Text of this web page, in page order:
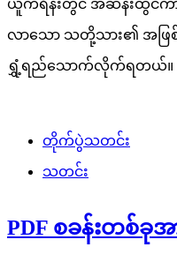
ယူကရိန်းတွင် အဆန်းထွင်ကာမ
လာသော သတို့သား၏ အဖ
ရွှံ့ရည်သောက်လိုက်ရတယ်။
တိုက်ပွဲသတင်း
သတင်း
PDF စခန်းတစ်ခု